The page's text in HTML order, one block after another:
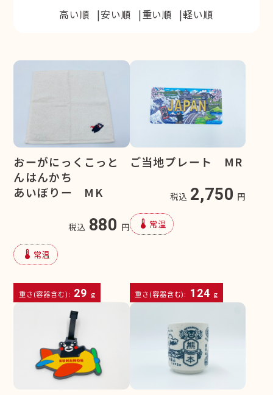
高い順
安い順 重い順 軽い順
おーがにっくこっと
んはんかち
あいぼりー MK
税込 880 円
device_thermostat 常温
重さ(容器含む): 29 g
ご当地プレート MR
税込 2,750 円
device_thermostat 常温
重さ(容器含む): 124 g